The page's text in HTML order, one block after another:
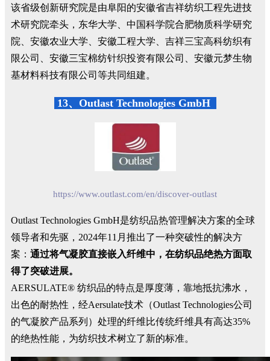
该省级创新研究院是由阜阳的安徽省吉祥纺织工程先进技
术研究院牵头，东华大学、中国科学院合肥物质科学研究
院、安徽农业大学、安徽工程大学、吉祥三宝高科纺织有
限公司、安徽三宝棉纺针织投资有限公司、安徽元梦生物
基材料科技有限公司等共同组建。
13、Outlast Technologies GmbH
https://www.outlast.com/en/discover-outlast
Outlast Technologies GmbH是纺织品热管理解决方案的全球
领导者和先驱，2024年11月推出了一种突破性的解决方
案： 通过将气凝胶直接嵌入纤维中，在纺织品绝热方面取
得了突破进展。
AERSULATE® 纺织品的特点是厚度薄，靠地抵抗沸水，
出色的耐热性，经Aersulate技术（Outlast Technologies公司
的气凝胶产品系列）处理的纤维比传统纤维具有高达35%
的绝热性能，为纺织技术树立了新的标准。